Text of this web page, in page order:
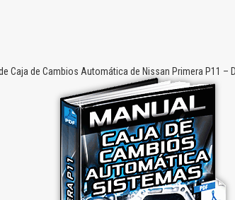
Caja de Cambios Automática de Nissan Primera P11 –